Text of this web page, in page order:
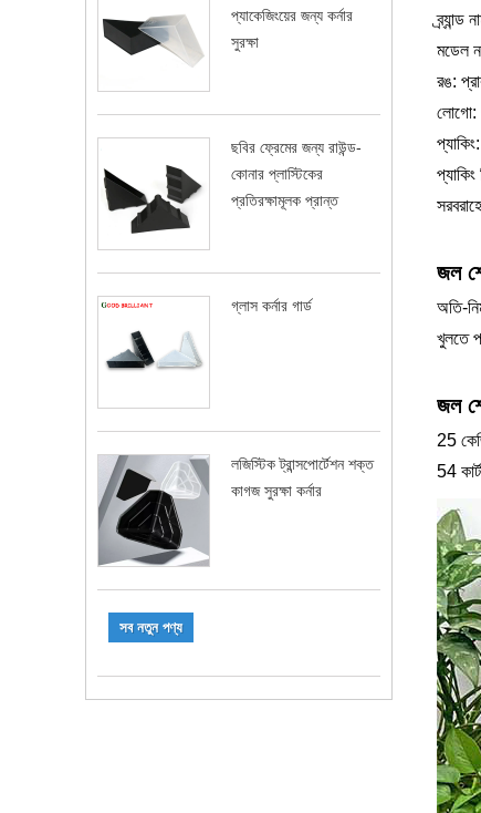
প্যাকেজিংয়ের জন্য কর্নার
সুরক্ষা
ছবির ফ্রেমের জন্য রাউন্ড-
কোনার প্লাস্টিকের
প্রতিরক্ষামূলক প্রান্ত
গ্লাস কর্নার গার্ড
লজিস্টিক ট্রান্সপোর্টেশন শক্ত
কাগজ সুরক্ষা কর্নার
সব নতুন পণ্য
ব্র্যান্ড
মডেল
রঙ:
লোগো:
জল
অতি-
খুলতে
জল
25
54